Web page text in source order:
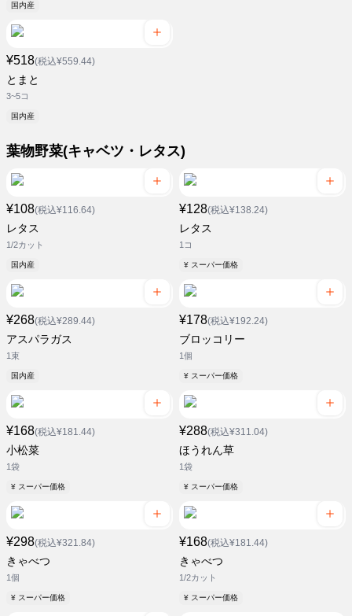
国内産
¥518(税込¥559.44)
とまと
3~5コ
国内産
葉物野菜(キャベツ・レタス)
¥108(税込¥116.64)
レタス
1/2カット
国内産
¥128(税込¥138.24)
レタス
1コ
¥ スーパー価格
¥268(税込¥289.44)
アスパラガス
1束
国内産
¥178(税込¥192.24)
ブロッコリー
1個
¥ スーパー価格
¥168(税込¥181.44)
小松菜
1袋
¥ スーパー価格
¥288(税込¥311.04)
ほうれん草
1袋
¥ スーパー価格
¥298(税込¥321.84)
きゃべつ
1個
¥ スーパー価格
¥168(税込¥181.44)
きゃべつ
1/2カット
¥ スーパー価格